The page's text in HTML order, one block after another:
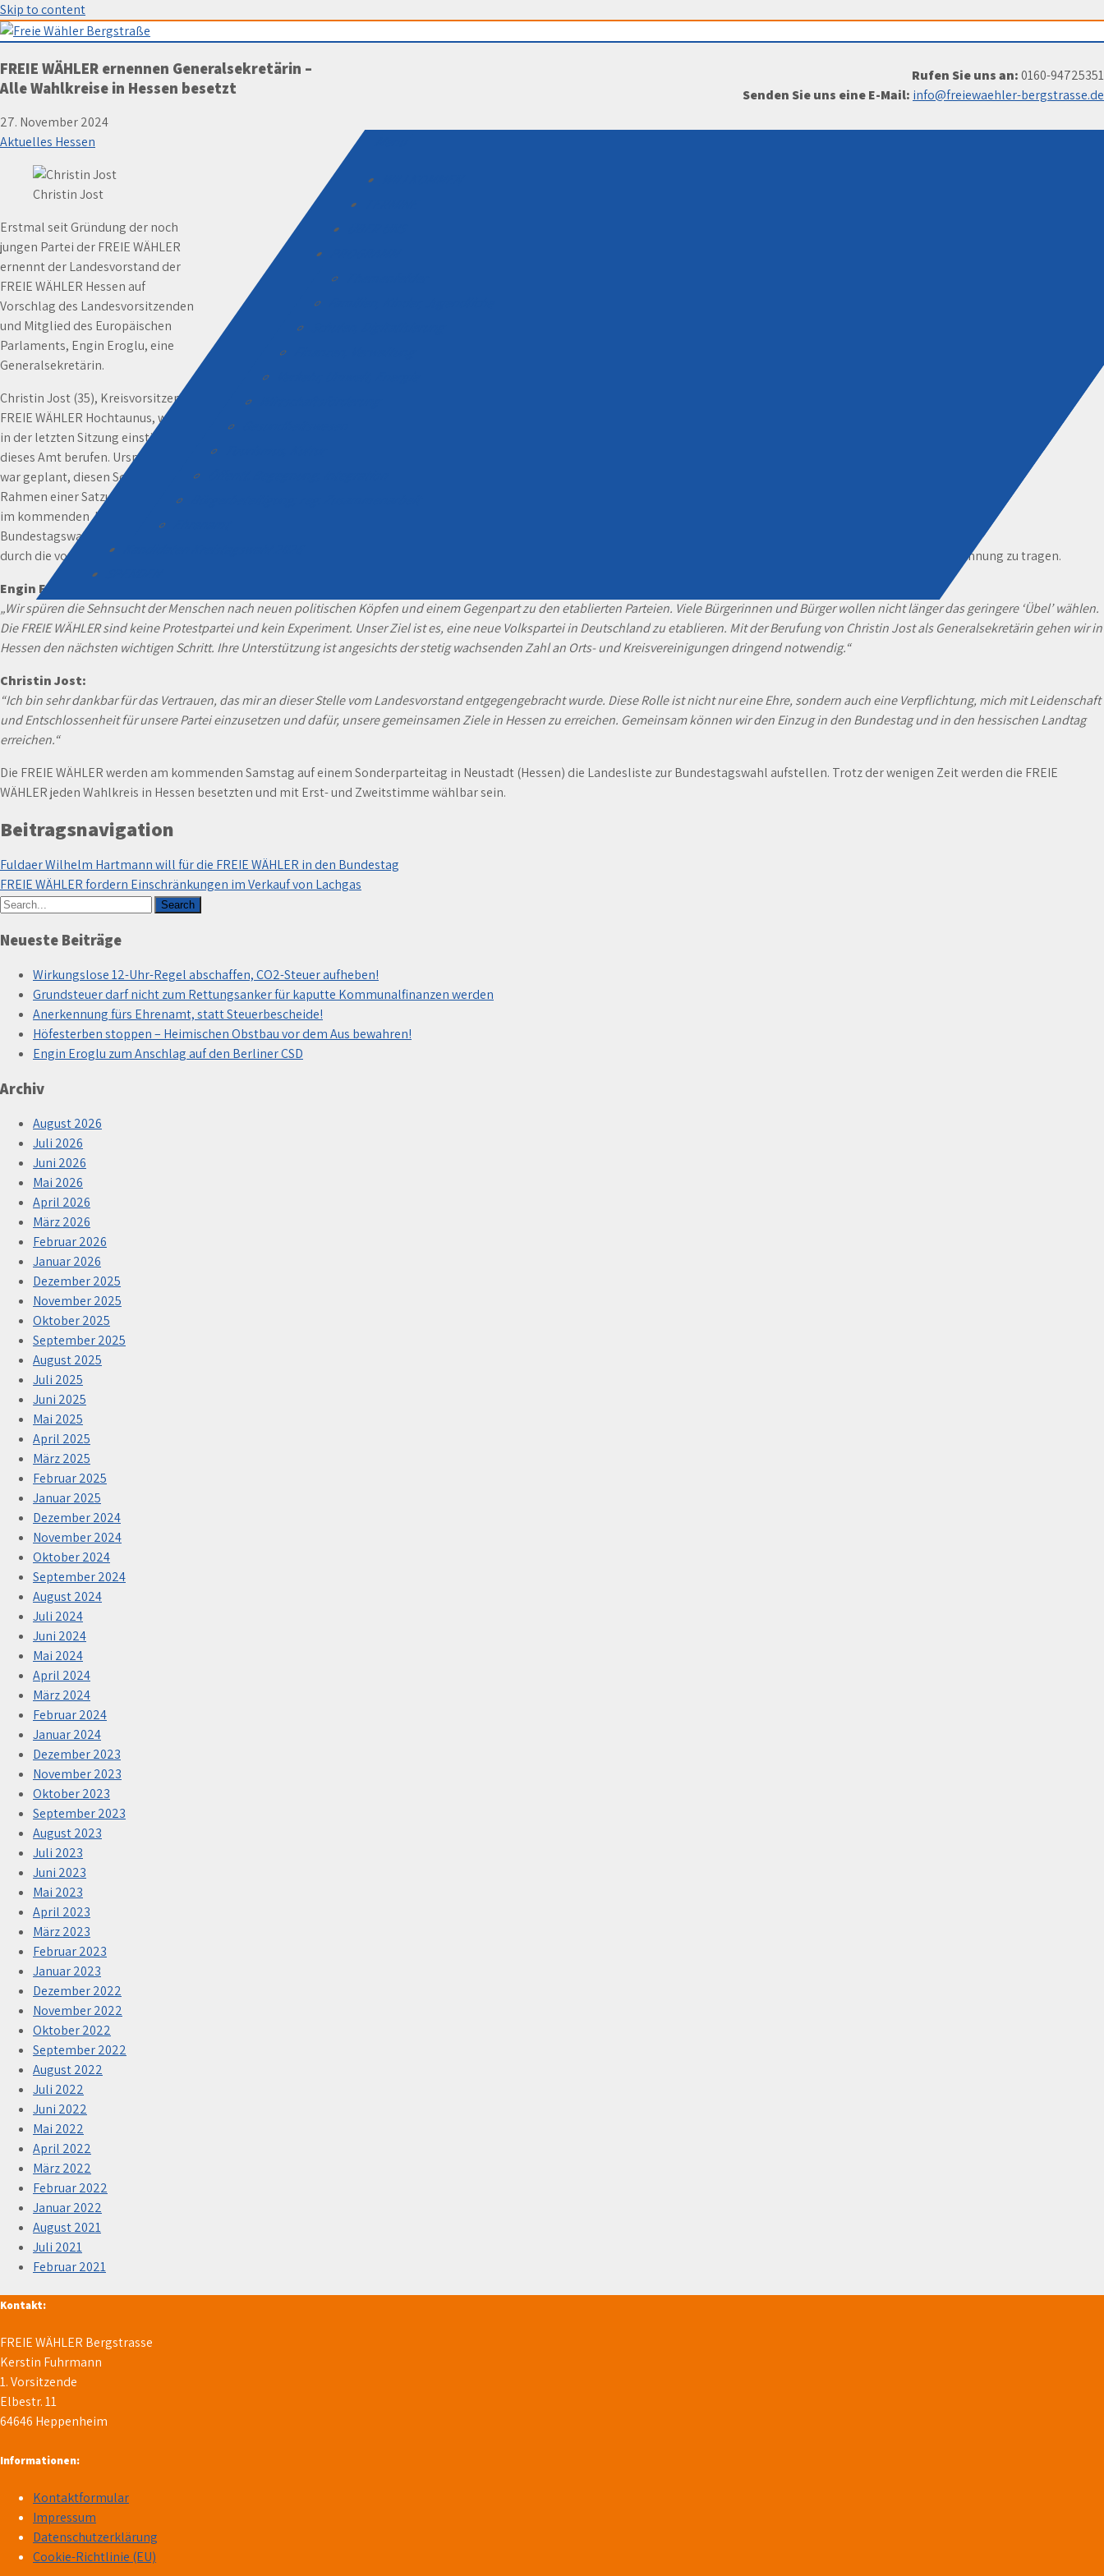
Skip to content
Freie Wähler Bergstraße Rufen Sie uns an:0160-94725351
Senden Sie uns eine E-Mail: info@freiewaehler-bergstrasse.de
FREIE WÄHLER ernennen Generalsekretärin –
Alle Wahlkreise in Hessen besetzt
27. November 2024
Aktuelles Hessen
Christin Jost
Erstmal seit Gründung der noch
jungen Partei der FREIE WÄHLER
ernennt der Landesvorstand der
FREIE WÄHLER Hessen auf
Vorschlag des Landesvorsitzenden
und Mitglied des Europäischen
Parlaments, Engin Eroglu, eine
Generalsekretärin.
Christin Jost (35), Kreisvorsitzende
FREIE WÄHLER Hochtaunus, wurde
in der letzten Sitzung einstimmig in
dieses Amt berufen. Ursprünglich
war geplant, diesen Schritt im
Rahmen einer Satzungsänderung
im kommenden Jahr zur
Bundestagswahl umzusetzen. Doch
durch die vorgezogene Wahl wurde die Entscheidung vorgezogen, um den organisatorischen Anforderungen der Bundestagswahl gerecht zu werden und ihrer Bedeutung Rechnung zu tragen.
Engin Eroglu:
„Wir spüren die Sehnsucht der Menschen nach neuen politischen Köpfen und einem Gegenpart zu den etablierten Parteien. Viele Bürgerinnen und Bürger wollen nicht länger das geringere ‘Übel’ wählen.
Die FREIE WÄHLER sind keine Protestpartei und kein Experiment. Unser Ziel ist es, eine neue Volkspartei in Deutschland zu etablieren. Mit der Berufung von Christin Jost als Generalsekretärin gehen wir in
Hessen den nächsten wichtigen Schritt. Ihre Unterstützung ist angesichts der stetig wachsenden Zahl an Orts- und Kreisvereinigungen dringend notwendig.“
Christin Jost:
“Ich bin sehr dankbar für das Vertrauen, das mir an dieser Stelle vom Landesvorstand entgegengebracht wurde. Diese Rolle ist nicht nur eine Ehre, sondern auch eine Verpflichtung, mich mit Leidenschaft
und Entschlossenheit für unsere Partei einzusetzen und dafür, unsere gemeinsamen Ziele in Hessen zu erreichen. Gemeinsam können wir den Einzug in den Bundestag und in den hessischen Landtag
erreichen.“
Die FREIE WÄHLER werden am kommenden Samstag auf einem Sonderparteitag in Neustadt (Hessen) die Landesliste zur Bundestagswahl aufstellen. Trotz der wenigen Zeit werden die FREIE
WÄHLER jeden Wahlkreis in Hessen besetzten und mit Erst- und Zweitstimme wählbar sein.
Beitragsnavigation
Fuldaer Wilhelm Hartmann will für die FREIE WÄHLER in den Bundestag
FREIE WÄHLER fordern Einschränkungen im Verkauf von Lachgas
Neueste Beiträge
Wirkungslose 12-Uhr-Regel abschaffen, CO2-Steuer aufheben!
Grundsteuer darf nicht zum Rettungsanker für kaputte Kommunalfinanzen werden
Anerkennung fürs Ehrenamt, statt Steuerbescheide!
Höfesterben stoppen – Heimischen Obstbau vor dem Aus bewahren!
Engin Eroglu zum Anschlag auf den Berliner CSD
Archiv
August 2026
Juli 2026
Juni 2026
Mai 2026
April 2026
März 2026
Februar 2026
Januar 2026
Dezember 2025
November 2025
Oktober 2025
September 2025
August 2025
Juli 2025
Juni 2025
Mai 2025
April 2025
März 2025
Februar 2025
Januar 2025
Dezember 2024
November 2024
Oktober 2024
September 2024
August 2024
Juli 2024
Juni 2024
Mai 2024
April 2024
März 2024
Februar 2024
Januar 2024
Dezember 2023
November 2023
Oktober 2023
September 2023
August 2023
Juli 2023
Juni 2023
Mai 2023
April 2023
März 2023
Februar 2023
Januar 2023
Dezember 2022
November 2022
Oktober 2022
September 2022
August 2022
Juli 2022
Juni 2022
Mai 2022
April 2022
März 2022
Februar 2022
Januar 2022
August 2021
Juli 2021
Februar 2021
Kontakt:
FREIE WÄHLER Bergstrasse
Kerstin Fuhrmann
1. Vorsitzende
Elbestr. 11
64646 Heppenheim
Informationen:
Kontaktformular
Impressum
Datenschutzerklärung
Cookie-Richtlinie (EU)